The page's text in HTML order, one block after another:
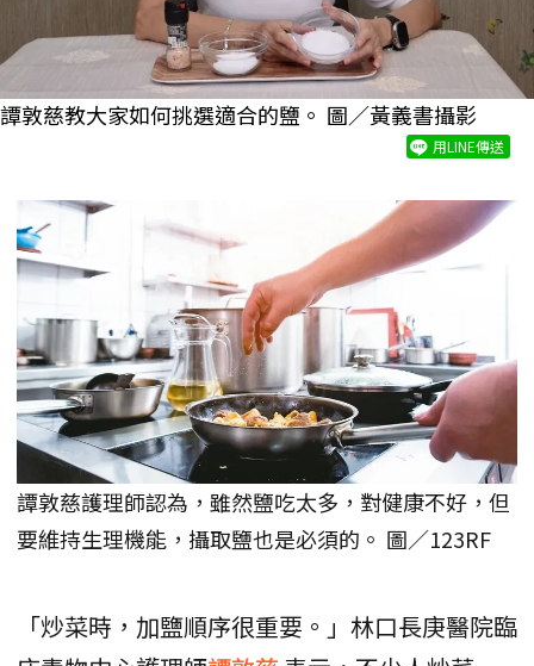
譚敦慈教大家如何挑選適合的鹽。 圖／黃義書攝影
用LINE傳送
譚敦慈護理師認為，雖然鹽吃太多，對健康不好，但
要維持生理機能，攝取鹽也是必須的。 圖／123RF
「炒菜時，加鹽順序很重要。」林口長庚醫院臨